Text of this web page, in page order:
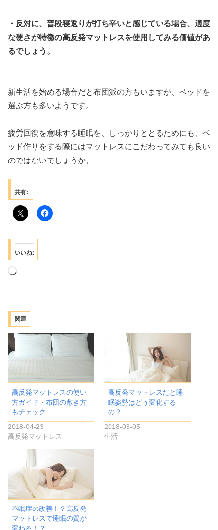
・反対に、普段寝返りが打ち辛いと感じている場合、適度
な硬さが特徴の高反発マットレスを使用してみる価値があ
るでしょう。
新生活を始める場合だと布団派の方もいますが、ベッドを
選ぶ方も多いようです。
疲労回復を意味する睡眠を、しっかりととるためにも、ベ
ッド作りをする際にはマットレスにこだわってみても良い
のではないでしょうか。
共有:
いいね:
読
み
中…
関連
高反発マットレスの使い
方ガイド・布団の敷き方
もチェック
2018-04-23
高反発マットレス
高反発マットレスだと睡
眠姿勢はどう変化する
の？
2018-03-05
生活
不眠症の改善！？高反発
マットレスで睡眠の質が
変わる！？